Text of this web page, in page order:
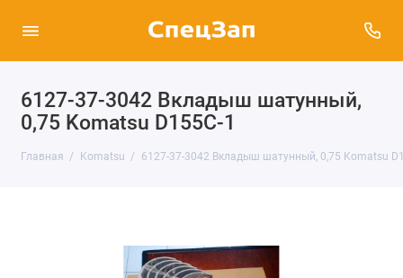
6127-37-3042 Вкладыш шатунный,
0,75 Komatsu D155C-1
Главная Komatsu 6127-37-3042 Вкладыш шатунный, 0,75 Komatsu